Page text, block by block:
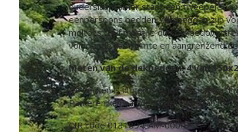
ouderslaapkamer staat een
eenpersoons bedden. Alle bedden zijn
moltons. Zelf moet je dus
voldoende kastruimte en aangrenzend
Maten van de dekbedden: 4 van
De keuken is uitgerust met een
Parkeren kan aan de achterzijde van het
CIR code 013189-CAM-00002